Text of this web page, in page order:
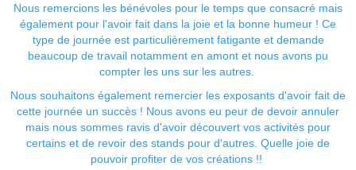
Nous remercions les bénévoles pour le temps que consacré mais
également pour l'avoir fait dans la joie et la bonne humeur ! Ce
type de journée est particulièrement fatigante et demande
beaucoup de travail notamment en amont et nous avons pu
compter les uns sur les autres.
Nous souhaitons également remercier les exposants d'avoir fait de
cette journée un succès ! Nous avons eu peur de devoir annuler
mais nous sommes ravis d'avoir découvert vos activités pour
certains et de revoir des stands pour d'autres. Quelle joie de
pouvoir profiter de vos créations !!